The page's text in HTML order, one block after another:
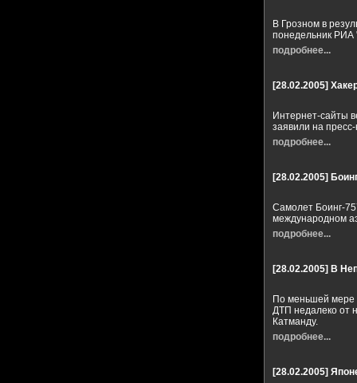
В Грозном в
понедельник РИА
подробнее...
[28.02.2005]
Интернет-сайты
заявили на
подробнее...
[28.02.2005]
Самолет Боинг-
международном
подробнее...
[28.02.2005] В
По меньшей мере
ДТП недалеко от
Катманду.
подробнее...
[28.02.2005]